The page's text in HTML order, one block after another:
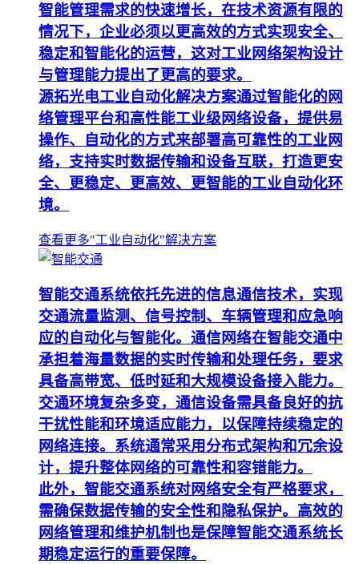
智能管理需求的快速增长，在技术资源有限的
情况下，企业必须以更高效的方式实现安全、
稳定和智能化的运营，这对工业网络架构设计
与管理能力提出了更高的要求。
源拓光电工业自动化解决方案通过智能化的网
络管理平台和高性能工业级网络设备，提供易
操作、自动化的方式来部署高可靠性的工业网
络，支持实时数据传输和设备互联，打造更安
全、更稳定、更高效、更智能的工业自动化环
境。
查看更多"工业自动化"解决方案
智能交通系统依托先进的信息通信技术，实现
交通流量监测、信号控制、车辆管理和应急响
应的自动化与智能化。通信网络在智能交通中
承担着海量数据的实时传输和处理任务，要求
具备高带宽、低时延和大规模设备接入能力。
交通环境复杂多变，通信设备需具备良好的抗
干扰性能和环境适应能力，以保障持续稳定的
网络连接。系统通常采用分布式架构和冗余设
计，提升整体网络的可靠性和容错能力。
此外，智能交通系统对网络安全有严格要求，
需确保数据传输的安全性和隐私保护。高效的
网络管理和维护机制也是保障智能交通系统长
期稳定运行的重要保障。